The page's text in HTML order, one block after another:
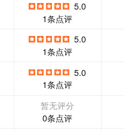
5.0
1条点评
5.0
1条点评
5.0
1条点评
暂无评分
0条点评